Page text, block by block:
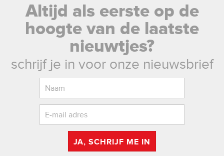
Altijd als eerste op de
hoogte van de laatste
nieuwtjes?
schrijf je in voor onze nieuwsbrief
JA, SCHRIJF ME IN